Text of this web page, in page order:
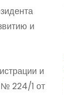
и
и
№ 224/1 от